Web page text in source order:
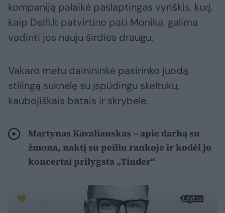
kompaniją palaikė paslaptingas vyriškis, kurį,
kaip Delfi.lt patvirtino pati Monika, galima
vadinti jos nauju širdies draugu.
Vakaro metu dainininkė pasirinko juodą
stilingą suknelę su įspūdingu skeltuku,
kaubojiškais batais ir skrybėle.
Martynas Kavaliauskas – apie darbą su
žmona, naktį su peiliu rankoje ir kodėl jo
koncertai prilygsta „Tinder“